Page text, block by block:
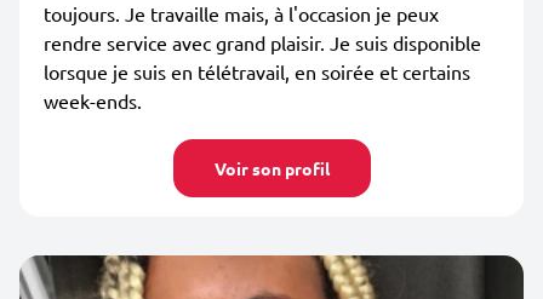
toujours. Je travaille mais, à l'occasion je peux
rendre service avec grand plaisir. Je suis disponible
lorsque je suis en télétravail, en soirée et certains
week-ends.
Voir son profil